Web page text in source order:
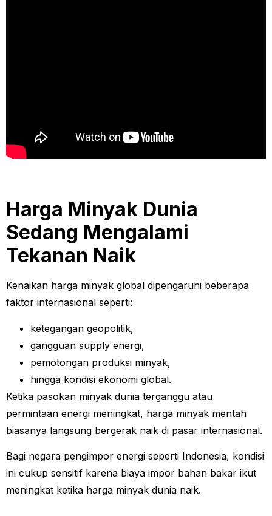
Harga Minyak Dunia
Sedang Mengalami
Tekanan Naik
Kenaikan harga minyak global dipengaruhi beberapa
faktor internasional seperti:
ketegangan geopolitik,
gangguan supply energi,
pemotongan produksi minyak,
hingga kondisi ekonomi global.
Ketika pasokan minyak dunia terganggu atau
permintaan energi meningkat, harga minyak mentah
biasanya langsung bergerak naik di pasar internasional.
Bagi negara pengimpor energi seperti Indonesia, kondisi
ini cukup sensitif karena biaya impor bahan bakar ikut
meningkat ketika harga minyak dunia naik.